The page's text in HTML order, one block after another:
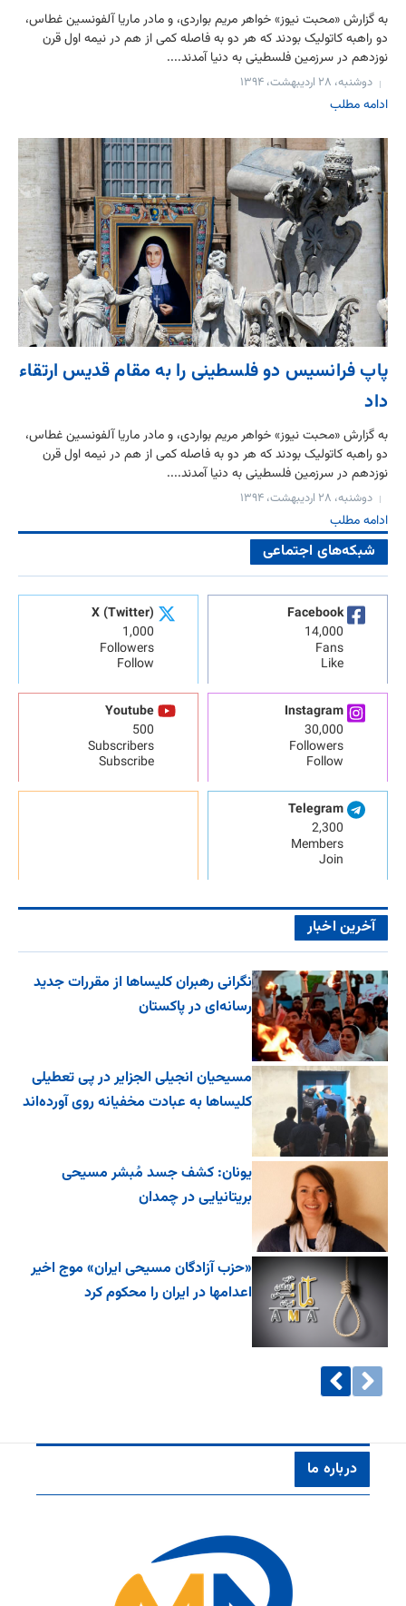
به گزارش «محبت نیوز» خواهر مریم بواردی، و مادر ماریا آلفونسین غطاس،
دو راهبه کاتولیک بودند که هر دو به فاصله کمی از هم در نیمه اول قرن
نوزدهم در سرزمین فلسطینی به دنیا آمدند....
دوشنبه، ۲۸ اردیبهشت، ۱۳۹۴
ادامه مطلب
پاپ فرانسیس دو فلسطینی را به مقام قدیس ارتقاء
داد
به گزارش «محبت نیوز» خواهر مریم بواردی، و مادر ماریا آلفونسین غطاس،
دو راهبه کاتولیک بودند که هر دو به فاصله کمی از هم در نیمه اول قرن
نوزدهم در سرزمین فلسطینی به دنیا آمدند....
دوشنبه، ۲۸ اردیبهشت، ۱۳۹۴
ادامه مطلب
شبکه‌های اجتماعی
Facebook
14,000
Fans
Like
X (Twitter)
1,000
Followers
Follow
Instagram
30,000
Followers
Follow
Youtube
500
Subscribers
Subscribe
Telegram
2,300
Members
Join
آخرین اخبار
نگرانی رهبران کلیساها از مقررات جدید
رسانه‌ای در پاکستان
مسیحیان انجیلی الجزایر در پی تعطیلی
کلیساها به عبادت مخفیانه روی آورده‌اند
یونان: کشف جسد مُبشر مسیحی
بریتانیایی در چمدان
«حزب آزادگان مسیحی ایران» موج اخیر
اعدامها در ایران را محکوم کرد
درباره ما